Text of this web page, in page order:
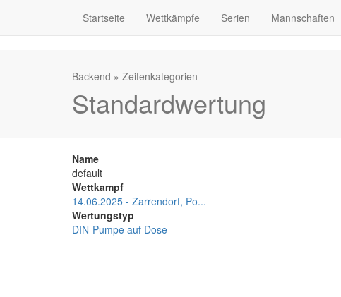
Startseite Wettkämpfe Serien Mannschaften
Backend » Zeitenkategorien
Standardwertung
Name
default
Wettkampf
14.06.2025 - Zarrendorf, Po...
Wertungstyp
DIN-Pumpe auf Dose